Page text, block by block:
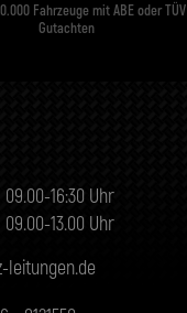
Fahrzeuge mit ABE oder TÜV
Gutachten
09.00-16:30 Uhr
09.00-13.00 Uhr
leitungen.de